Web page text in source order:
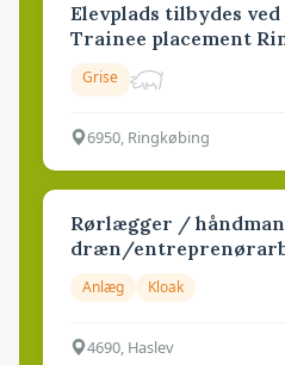
Elevplads tilbydes
Trainee placement
Grise
6950, Ringkøbing
Rørlægger /
dræn/
Anlæg Kloak
4690, Haslev